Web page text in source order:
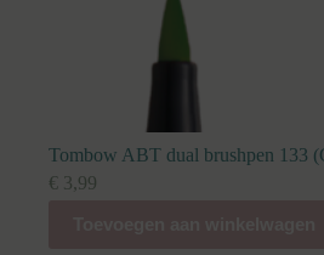
Tombow ABT dual brushpen 133
€ 3,99